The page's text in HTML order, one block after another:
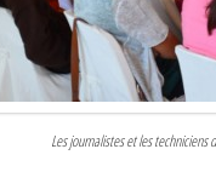
Les journalistes et les